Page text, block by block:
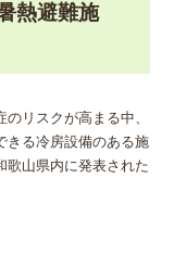
熱避難施
リスクが高まる中、
きる冷房設備のある施
歌山県内に発表された